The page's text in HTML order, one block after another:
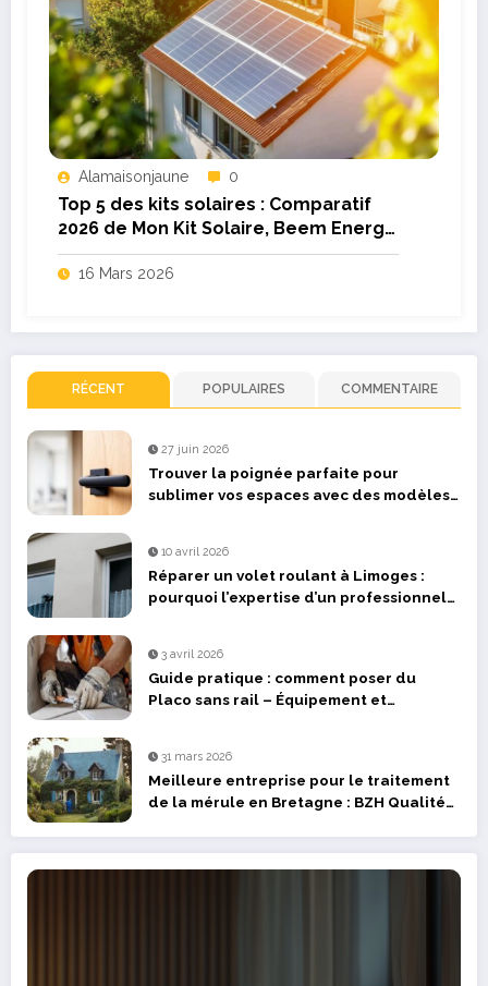
Alamaisonjaune 0
Top 5 des kits solaires : Comparatif
2026 de Mon Kit Solaire, Beem Energy
et Allo Solar
16 Mars 2026
RÉCENT POPULAIRES COMMENTAIRE
27 juin 2026
Trouver la poignée parfaite pour
sublimer vos espaces avec des modèles
10 avril 2026
Réparer un volet roulant à Limoges :
pourquoi l’expertise d’un professionnel
3 avril 2026
Guide pratique : comment poser du
Placo sans rail – Équipement et
31 mars 2026
Meilleure entreprise pour le traitement
de la mérule en Bretagne : BZH Qualité